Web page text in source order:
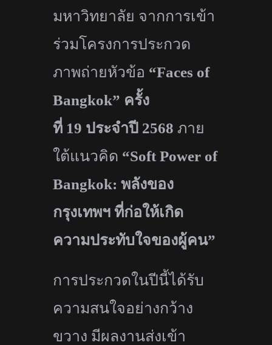
มหาวิทยาลัย จากการเข้า
ร่วมโครงการประกวด
ภาพถ่ายหัวข้อ “Faces of
Bangkok” ครั้ง
ที่ 19 ประจำปี 2568 ภาย
ใต้แนวคิด “Soft Power of
Bangkok:พลังของ
กรุงเทพฯ ที่ก่อให้เกิด
ความประทับใจของผู้คน”
การประกวดในปีนี้ได้รับ
ความสนใจอย่างกว้าง
ขวาง มีผลงานส่งเข้า